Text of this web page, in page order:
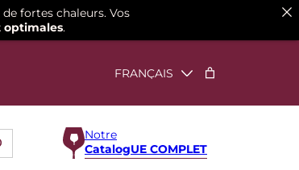
Notre
CatalogUE COMPLET
fortes chaleurs. Vos
optimales.